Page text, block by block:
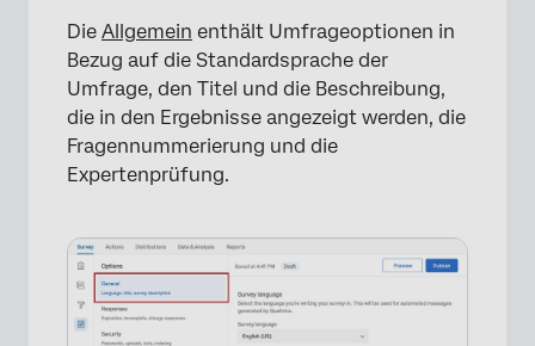
Die Allgemein enthält Umfrageoptionen in
Bezug auf die Standardsprache der
Umfrage, den Titel und die Beschreibung,
die in den Ergebnisse angezeigt werden, die
Fragennummerierung und die
Expertenprüfung.